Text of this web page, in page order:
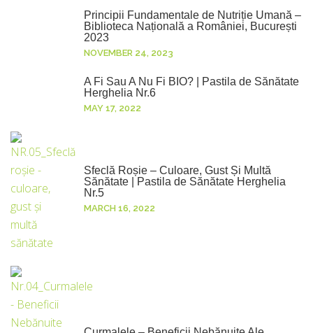
Principii Fundamentale de Nutriție Umană –
Biblioteca Națională a României, București
2023
NOVEMBER 24, 2023
A Fi Sau A Nu Fi BIO? | Pastila de Sănătate
Herghelia Nr.6
MAY 17, 2022
Sfeclă Roșie – Culoare, Gust Și Multă
Sănătate | Pastila de Sănătate Herghelia
Nr.5
MARCH 16, 2022